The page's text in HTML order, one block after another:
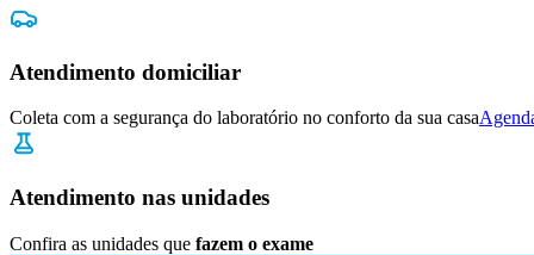
Atendimento domiciliar
Coleta com a segurança do laboratório no conforto da sua casa
Atendimento nas unidades
Confira as unidades que fazem o exame